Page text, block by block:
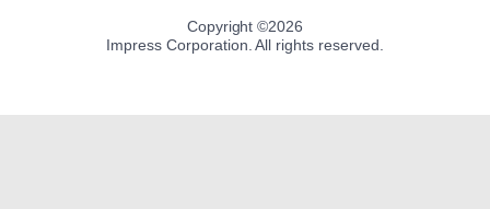
Copyright ©2026
Impress Corporation. All rights reserved.